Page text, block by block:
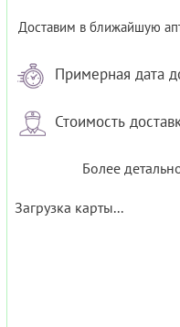
Доставим в ближайшую
Примерная дата
Стоимость
Более
Загрузка карты...